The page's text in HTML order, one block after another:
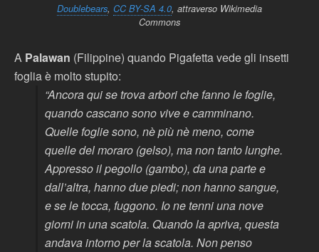
Doublebears, CC BY-SA 4.0, attraverso Wikimedia
Commons
A Palawan (Filippine) quando Pigafetta vede gli insetti
foglia è molto stupito:
“Ancora qui se trova arbori che fanno le foglie,
quando cascano sono vive e camminano.
Quelle foglie sono, nè più nè meno, come
quelle del moraro (gelso), ma non tanto lunghe.
Appresso il pegollo (gambo), da una parte e
dall’altra, hanno due piedi; non hanno sangue,
e se le tocca, fuggono. Io ne tenni una nove
giorni in una scatola. Quando la apriva, questa
andava intorno per la scatola. Non penso